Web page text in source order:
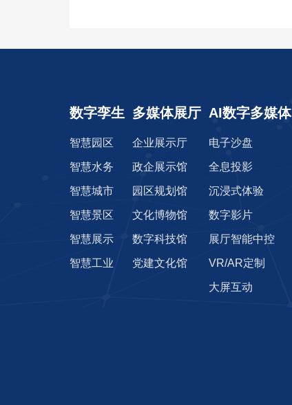
数字孪生
智慧园区
智慧水务
智慧城市
智慧景区
智慧展示
智慧工业
多媒体展厅
企业展示厅
政企展示馆
园区规划馆
文化博物馆
数字科技馆
党建文化馆
AI数字多媒体
电子沙盘
全息投影
沉浸式体验
数字影片
展厅智能中控
VR/AR定制
大屏互动